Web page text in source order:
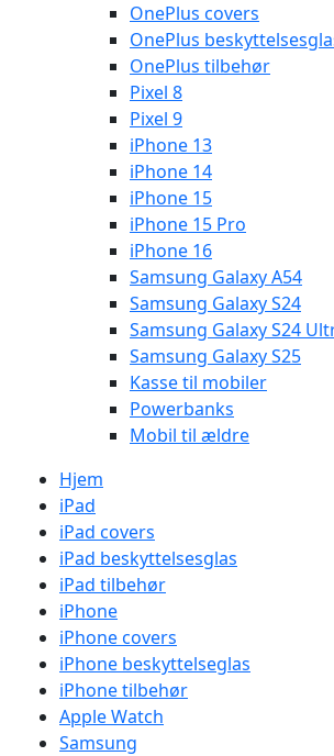
OnePlus covers
OnePlus
OnePlus tilbehør
Pixel 8
Pixel 9
iPhone 13
iPhone 14
iPhone 15
iPhone 15 Pro
iPhone 16
Samsung Galaxy A54
Samsung Galaxy S24
Samsung Galaxy S24
Samsung Galaxy S25
Kasse til mobiler
Powerbanks
Mobil til ældre
Hjem
iPad
iPad covers
iPad beskyttelsesglas
iPad tilbehør
iPhone
iPhone covers
iPhone beskyttelseglas
iPhone tilbehør
Apple Watch
Samsung